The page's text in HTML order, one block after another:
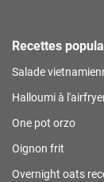
Recettes
Salade
Halloumi à
One pot orzo
Oignon frit
Overnight oats